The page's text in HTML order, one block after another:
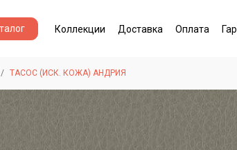
Коллекции Доставка Оплата
ТАСОС (ИСК. КОЖА) АНДРИЯ